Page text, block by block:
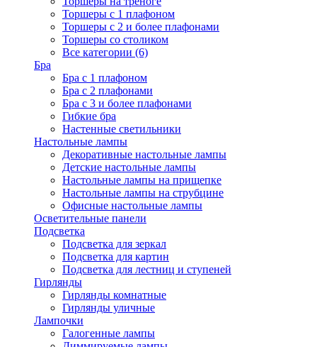
Торшеры с 1 плафоном
Торшеры с 2 и более плафонами
Торшеры со столиком
Все категории (6)
Бра
Бра с 1 плафоном
Бра с 2 плафонами
Бра с 3 и более плафонами
Гибкие бра
Настенные светильники
Настольные лампы
Декоративные настольные лампы
Детские настольные лампы
Настольные лампы на прищепке
Настольные лампы на струбцине
Офисные настольные лампы
Осветительные панели
Подсветка
Подсветка для зеркал
Подсветка для картин
Подсветка для лестниц и ступеней
Гирлянды
Гирлянды комнатные
Гирлянды уличные
Лампочки
Галогенные лампы